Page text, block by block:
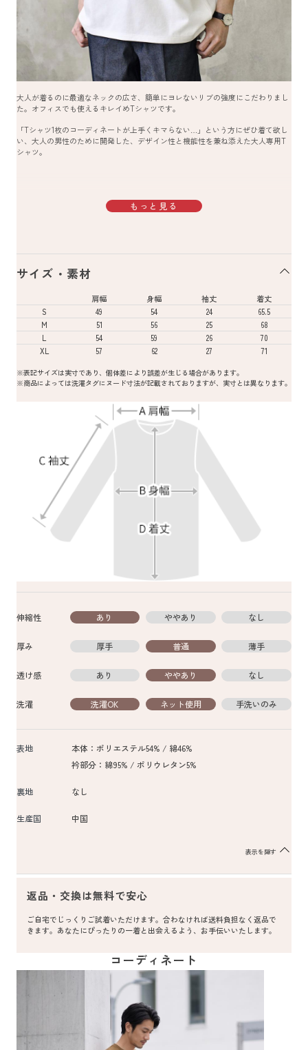
大人が着るのに最適なネックの広さ、簡単にヨレないリブの強度にこだわりまし
た。オフィスでも使えるキレイめTシャツです。
「Tシャツ1枚のコーディネートが上手くキマらない…」という方にぜひ着て欲し
い、大人の男性のために開発した、デザイン性と機能性を兼ね添えた大人専用T
シャツ。
もっと見る
サイズ・素材
肩幅 身幅 袖丈
着丈
S
49 54 24
65.5
M
51 56 25
68
L
54 59 26
70
XL
57 62 27 71
※表記サイズは実寸であり、個体差により誤差が生じる場合があります。
※商品によっては洗濯タグにヌード寸法が記載されておりますが、実寸とは異なります。
伸縮性 あり ややあり なし
厚み 厚手 普通 薄手
透け感 あり ややあり なし
洗濯 洗濯OK ネット使用 手洗いのみ
表地
本体：ポリエステル54% / 綿46%
衿部分：綿95% / ポリウレタン5%
裏地 なし
生産国 中国
表示を隠す
返品・交換は無料で安心
ご自宅でじっくりご試着いただけます。合わなければ送料負担なく返品で
きます。あなたにぴったりの一着と出会えるよう、お手伝いいたします。
コーディネート